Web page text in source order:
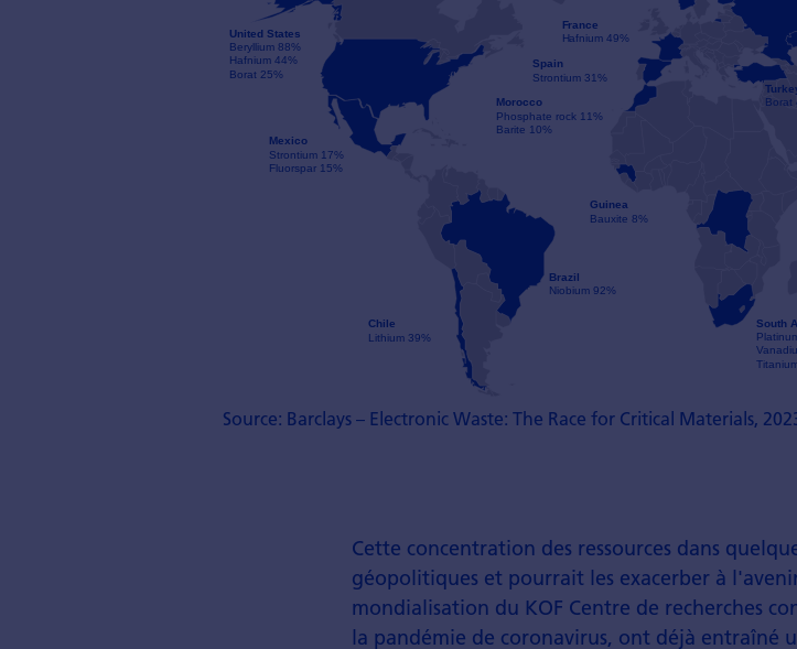
Source: Barclays – Electronic Waste: The Race for Critical Materials,
Cette concentration des ressources dans
géopolitiques et pourrait les exacerber à
mondialisation du KOF Centre de recherches
la pandémie de coronavirus, ont déjà entraîné